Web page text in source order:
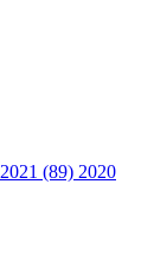
2021 (89) 2020